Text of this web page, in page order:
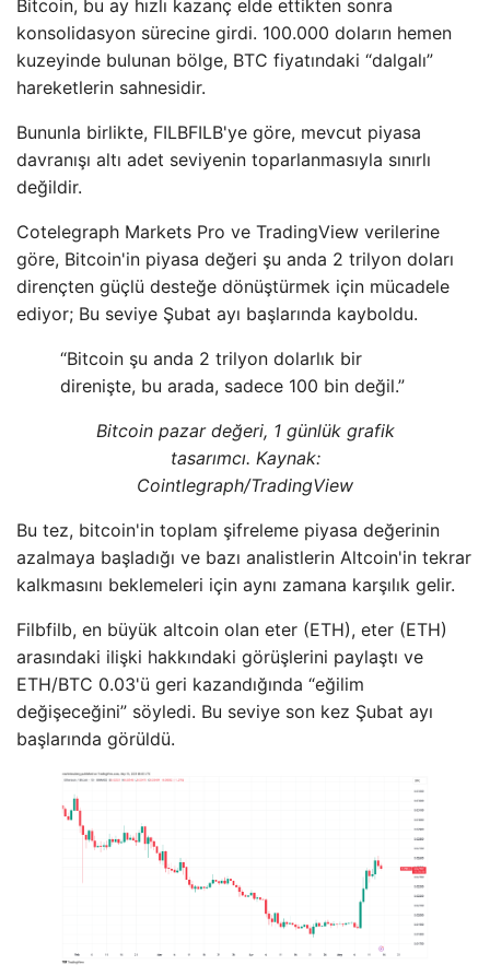
Bitcoin, bu ay hızlı kazanç elde ettikten sonra
konsolidasyon sürecine girdi. 100.000 doların hemen
kuzeyinde bulunan bölge, BTC fiyatındaki “dalgalı”
hareketlerin sahnesidir.
Bununla birlikte, FILBFILB'ye göre, mevcut piyasa
davranışı altı adet seviyenin toparlanmasıyla sınırlı
değildir.
Cotelegraph Markets Pro ve TradingView verilerine
göre, Bitcoin'in piyasa değeri şu anda 2 trilyon doları
dirençten güçlü desteğe dönüştürmek için mücadele
ediyor; Bu seviye Şubat ayı başlarında kayboldu.
“Bitcoin şu anda 2 trilyon dolarlık bir
direnişte, bu arada, sadece 100 bin değil.”
Bitcoin pazar değeri, 1 günlük grafik
tasarımcı. Kaynak:
Cointlegraph/TradingView
Bu tez, bitcoin'in toplam şifreleme piyasa değerinin
azalmaya başladığı ve bazı analistlerin Altcoin'in tekrar
kalkmasını beklemeleri için aynı zamana karşılık gelir.
Filbfilb, en büyük altcoin olan eter (ETH), eter (ETH)
arasındaki ilişki hakkındaki görüşlerini paylaştı ve
ETH/BTC 0.03'ü geri kazandığında “eğilim
değişeceğini” söyledi. Bu seviye son kez Şubat ayı
başlarında görüldü.